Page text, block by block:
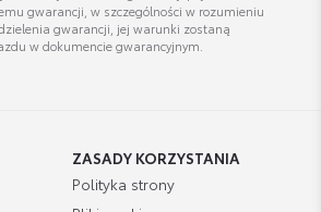
gwarancji, w szczególności w rozumieniu
gwarancji, jej warunki zostaną
w dokumencie gwarancyjnym.
ZASADY KORZYSTANIA
Polityka strony